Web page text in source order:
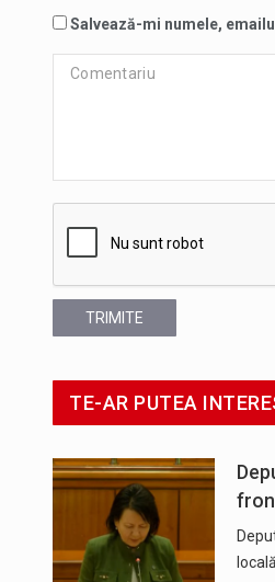
Salvează-mi numele,
TRIMITE
TE-AR PUTEA